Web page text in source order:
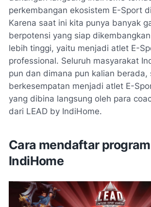
perkembangan ekosistem E-Sport
Karena saat ini kita punya banyak
berpotensi yang siap
lebih tinggi, yaitu menjadi atlet E-
professional. Seluruh masyarakat
pun dan dimana pun kalian berada,
berkesempatan menjadi atlet E-
yang dibina langsung oleh para
dari LEAD by IndiHome.
Cara mendaftar
IndiHome